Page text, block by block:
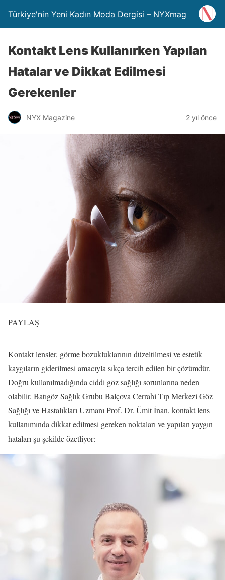
Türkiye'nin Yeni Kadın Moda Dergisi – NYXmag
Kontakt Lens Kullanırken Yapılan
Hatalar ve Dikkat Edilmesi
Gerekenler
NYX Magazine 2 yıl önce
PAYLAŞ
Kontakt lensler, görme bozukluklarının düzeltilmesi ve estetik
kaygıların giderilmesi amacıyla sıkça tercih edilen bir çözümdür.
Doğru kullanılmadığında ciddi göz sağlığı sorunlarına neden
olabilir. Batıgöz Sağlık Grubu Balçova Cerrahi Tıp Merkezi Göz
Sağlığı ve Hastalıkları Uzmanı Prof. Dr. Ümit İnan, kontakt lens
kullanımında dikkat edilmesi gereken noktaları ve yapılan yaygın
hataları şu şekilde özetliyor: